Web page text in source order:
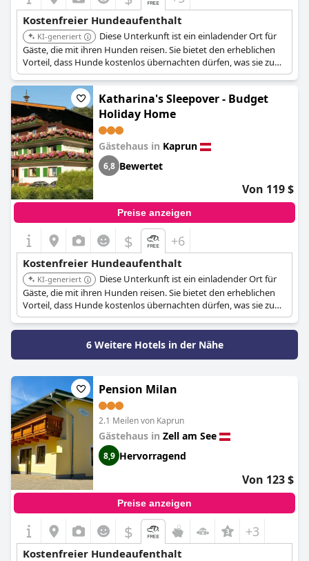
Kostenfreier Hundeaufenthalt
KI-generiert
Diese Unterkunft ist ein einladender Ort für
Gäste, die mit ihren Hunden reisen. Sie bietet den erheblichen
Vorteil, dass Hunde kostenlos übernachten dürfen, was sie zu
einer kostengünstigen Option für Tierhalter macht, die die
Gegend um Zell am See erkunden.
Katharina's Sleepover - Budget
Holiday Home
Gästehaus in Kaprun
6,8 Bewertet
Von 119 $
Preise anzeigen
$ +6
Kostenfreier Hundeaufenthalt
KI-generiert
Diese Unterkunft ist ein einladender Ort für
Gäste, die mit ihren Hunden reisen. Sie bietet den erheblichen
Vorteil, dass Hunde kostenlos übernachten dürfen, was sie zu
einer kostengünstigen Option für Tierhalter macht, die die
Gegend um Zell am See erkunden.
6 Weitere Hotels in der Nähe
Pension Milan
2.1 Meilen von Kaprun
Gästehaus in Zell am See
8,9 Hervorragend
Von 123 $
Preise anzeigen
$ +3
Kostenfreier Hundeaufenthalt